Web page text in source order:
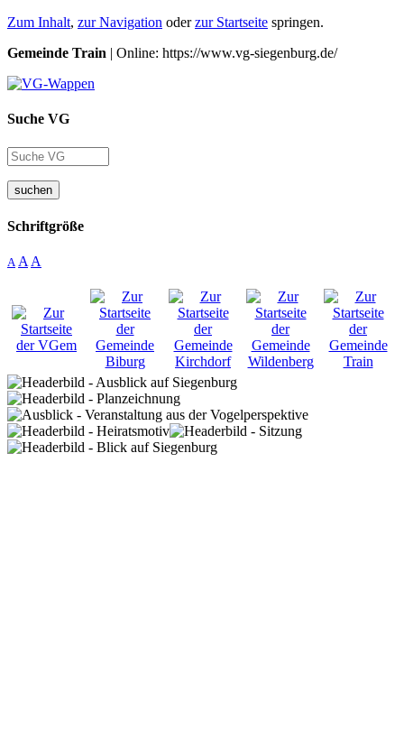
Zum Inhalt, zur Navigation oderzur Startseite springen.
Gemeinde Train | Online: https://www.vg-siegenburg.de/
Suche VG
suchen
Schriftgröße
A A A